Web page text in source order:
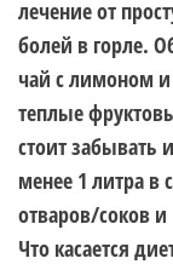
лечение от
болей в горле.
чай с лимоном
теплые
стоит забывать
менее 1 литра
отваров/соков и
Что касается